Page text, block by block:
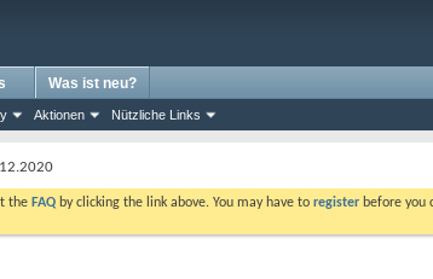
Aktionen Nützliche Links
Was ist neu?
the FAQ by clicking the link above. You may have to register before you